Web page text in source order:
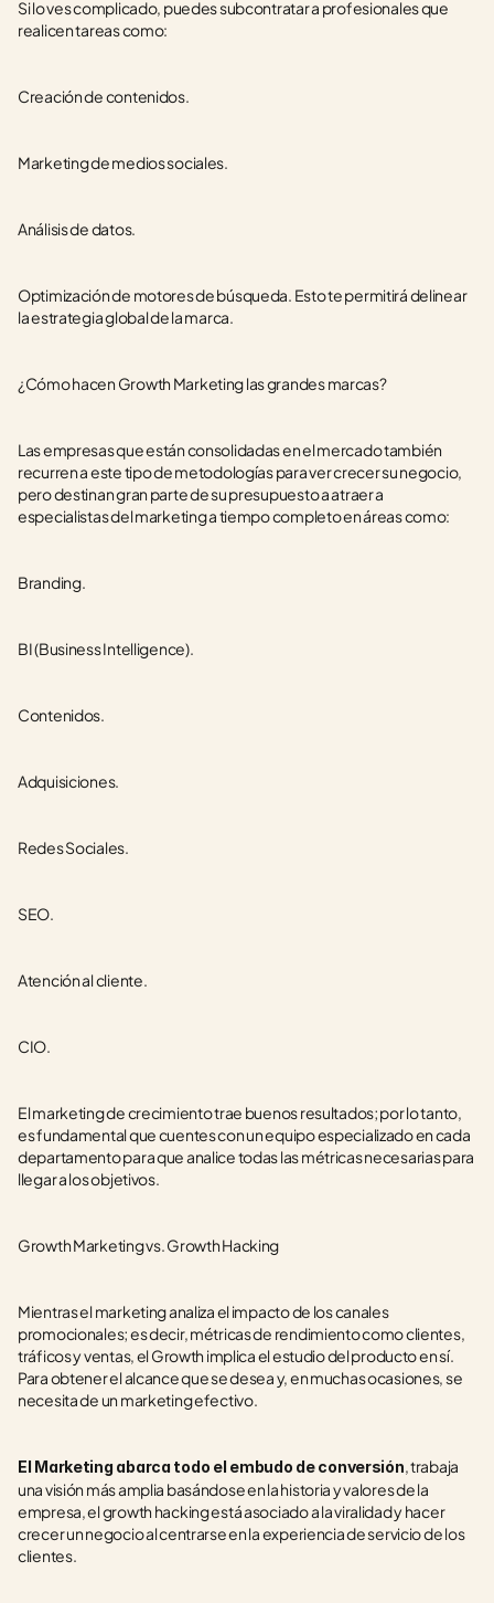
Si lo ves complicado, puedes subcontratar a profesionales que
realicen tareas como:
Creación de contenidos.
Marketing de medios sociales.
Análisis de datos.
Optimización de motores de búsqueda. Esto te permitirá delinear
la estrategia global de la marca.
¿Cómo hacen Growth Marketing las grandes marcas?
Las empresas que están consolidadas en el mercado también
recurren a este tipo de metodologías para ver crecer su negocio,
pero destinan gran parte de su presupuesto a atraer a
especialistas del marketing a tiempo completo en áreas como:
Branding.
BI (Business Intelligence).
Contenidos.
Adquisiciones.
Redes Sociales.
SEO.
Atención al cliente.
CIO.
El marketing de crecimiento trae buenos resultados; por lo tanto,
es fundamental que cuentes con un equipo especializado en cada
departamento para que analice todas las métricas necesarias para
llegar a los objetivos.
Growth Marketing vs. Growth Hacking
Mientras el marketing analiza el impacto de los canales
promocionales; es decir, métricas de rendimiento como clientes,
tráficos y ventas, el Growth implica el estudio del producto en sí.
Para obtener el alcance que se desea y, en muchas ocasiones, se
necesita de un marketing efectivo.
El Marketing abarca todo el embudo de conversión, trabaja
una visión más amplia basándose en la historia y valores de la
empresa, el growth hacking está asociado a la viralidad y hacer
crecer un negocio al centrarse en la experiencia de servicio de los
clientes.